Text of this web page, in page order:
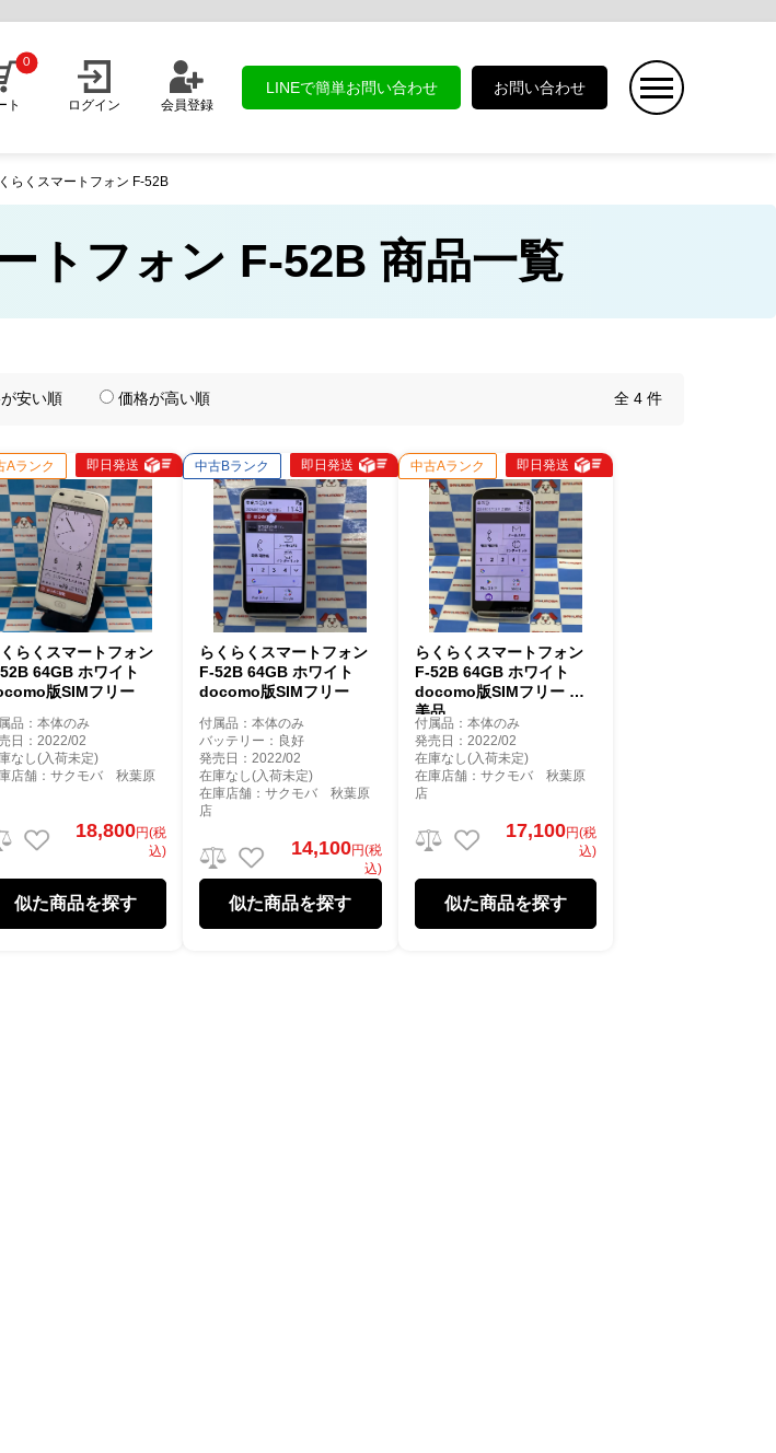
ト
0
ログイン 会員登録
LINEで簡単お問い合わせ お問い合わせ
らくスマートフォン F-52B
トフォン F-52B 商品一覧
安い順 価格が高い順 全 4 件
Aランク 即日発送
らくスマートフォン
64GB ホワイト
版SIMフリー
品：本体のみ
日：2022/02
なし(入荷未定)
店舗：サクモバ 秋葉原
18,800円(税
込)
似た商品を探す
中古Bランク 即日発送
らくらくスマートフォン
F-52B 64GB ホワイト
docomo版SIMフリー
付属品：本体のみ
バッテリー：良好
発売日：2022/02
在庫なし(入荷未定)
在庫店舗：サクモバ 秋葉原
店
14,100円(税
込)
似た商品を探す
中古Aランク 即日発送
らくらくスマートフォン
F-52B 64GB ホワイト
docomo版SIMフリー 極
美品
付属品：本体のみ
発売日：2022/02
在庫なし(入荷未定)
在庫店舗：サクモバ 秋葉原
店
17,100円(税
込)
似た商品を探す